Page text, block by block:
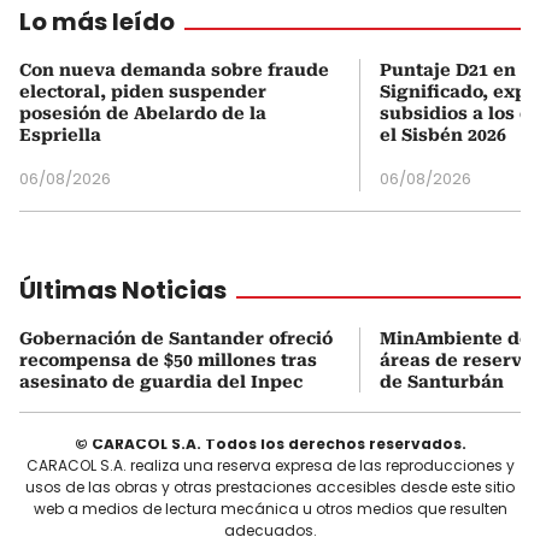
Lo más leído
Con nueva demanda sobre fraude
electoral, piden suspender
posesión de Abelardo de la
Espriella
06/08/2026
Puntaje D21 en
Significado,
subsidios a los
el Sisbén 2026
06/08/2026
Últimas Noticias
Gobernación de Santander ofreció
recompensa de $50 millones tras
asesinato de guardia del Inpec
MinAmbiente
áreas de reserva
de Santurbán
© CARACOL S.A. Todos los derechos reservados.
CARACOL S.A. realiza una reserva expresa de las reproducciones y
usos de las obras y otras prestaciones accesibles desde este sitio
web a medios de lectura mecánica u otros medios que resulten
adecuados.